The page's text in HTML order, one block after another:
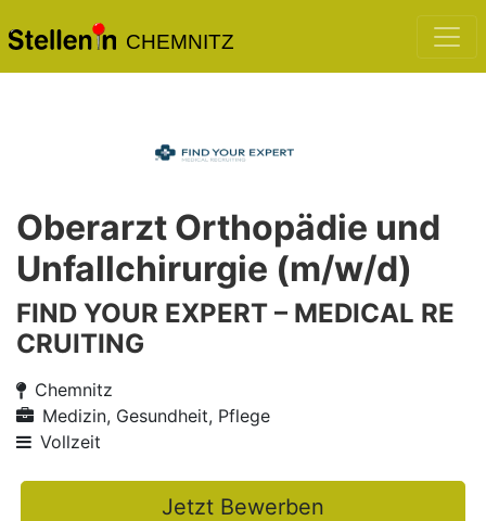
CHEMNITZ
Oberarzt Orthopädie und
Unfallchirurgie (m/w/d)
FIND YOUR EXPERT – MEDICAL RE
CRUITING
Chemnitz
Medizin, Gesundheit, Pflege
Vollzeit
Jetzt Bewerben